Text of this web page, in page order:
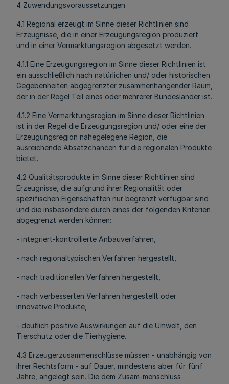
4 Zuwendungsvoraussetzungen
4.1 Regional erzeugt im Sinne dieser Richtlinien sind
Erzeugnisse, die in einer Erzeugungsregion produziert
und in einer Vermarktungsregion abgesetzt werden.
4.1.1 Eine Erzeugungsregion im Sinne dieser Richtlinien ist
ein ausschließlich nach natürlichen und/ oder historischen
Gegebenheiten abgegrenzter zusammenhängender Raum,
der in der Regel Teil eines oder mehrerer Bundesländer ist.
4.1.2 Eine Vermarktungsregion im Sinne dieser Richtlinien
ist in der Regel die Erzeugungsregion und/ oder eine der
Erzeugungsregion nahegelegene Region, die
ausreichende Absatzchancen für die regionalen Produkte
bietet.
4.2 Qualitätsprodukte im Sinne dieser Richtlinien sind
Erzeugnisse, die aufgrund ihrer Regionalität oder
spezifischen Eigenschaften nur begrenzt verfügbar sind
und die insbesondere durch eines der folgenden Kriterien
abgegrenzt werden können:
- integriert-kontrollierte Anbauverfahren,
- nach regionaltypischen Verfahren hergestellt,
- nach traditionellen Verfahren hergestellt,
- nach verbesserten Verfahren hergestellt oder
innovative Produkte,
- deutlich positive Auswirkungen auf die Umwelt, den
Tierschutz oder die Tierhygiene.
4.3 Erzeugerzusammenschlüsse müssen - unabhängig von
ihrer Rechtsform - auf Dauer, mindestens aber für fünf
Jahre, angelegt sein. Die dem Zusam-menschluss